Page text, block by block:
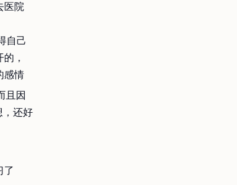
医院
自己
，
感情
且因
，还好
了